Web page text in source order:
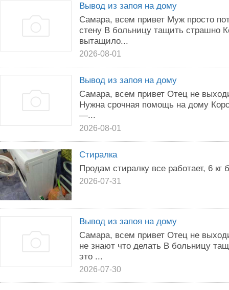
Вывод из запоя на дому
Самара, всем привет Муж просто
стену В больницу тащить страшно
вытащило...
2026-08-01
Вывод из запоя на дому
Самара, всем привет Отец не
Нужна срочная помощь на дому
—...
2026-08-01
Стиралка
Продам стиралку все работает, 6 кг
2026-07-31
Вывод из запоя на дому
Самара, всем привет Отец не
не знают что делать В больницу
это ...
2026-07-30